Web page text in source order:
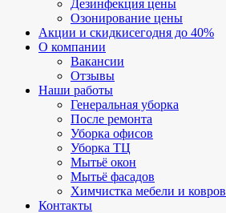
Дезинфекция цены
Озонирование цены
Акции и скидкисегодня до 40%
О компании
Вакансии
Отзывы
Наши работы
Генеральная уборка
После ремонта
Уборка офисов
Уборка ТЦ
Мытьё окон
Мытьё фасадов
Химчистка мебели и ковров
Контакты